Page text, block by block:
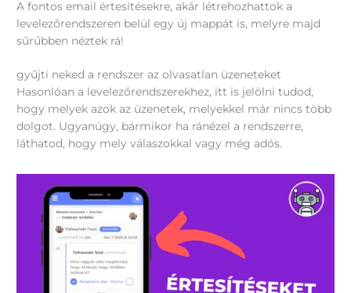
A fontos email értesítésekre, akár létrehozhattok a
levelezőrendszeren belül egy új mappát is, melyre majd
sűrűbben néztek rá!
gyűjti neked a rendszer az olvasatlan üzeneteket
Hasonlóan a levelezőrendszerekhez, itt is jelölni tudod,
hogy melyek azok az üzenetek, melyekkel már nincs több
dolgot. Ugyanúgy, bármikor ha ránézel a rendszerre,
láthatod, hogy mely válaszokkal vagy még adós.